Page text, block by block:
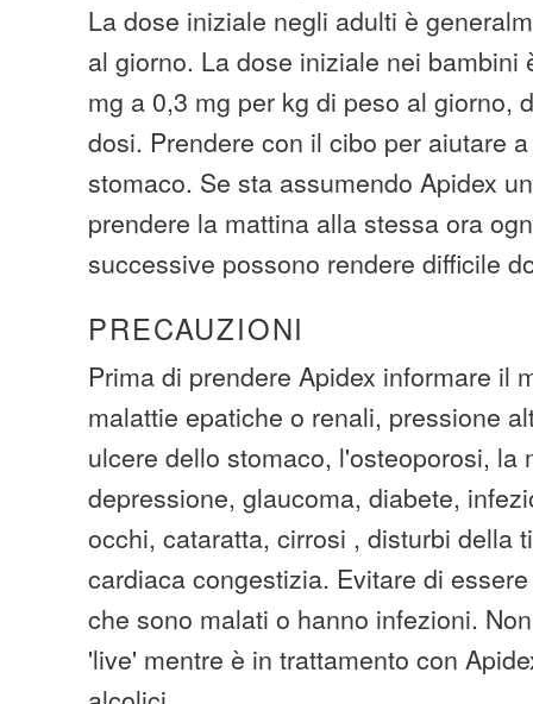
La dose iniziale negli adulti è
al giorno. La dose iniziale nei bambini
mg a 0,3 mg per kg di peso al giorno,
dosi. Prendere con il cibo per aiutare
stomaco. Se sta assumendo Apidex
prendere la mattina alla stessa ora
successive possono rendere difficile
PRECAUZIONI
Prima di prendere Apidex informare il
malattie epatiche o renali, pressione
ulcere dello stomaco, l'osteoporosi, la
depressione, glaucoma, diabete,
occhi, cataratta, cirrosi , disturbi della
cardiaca congestizia. Evitare di
che sono malati o hanno infezioni.
'live' mentre è in trattamento con